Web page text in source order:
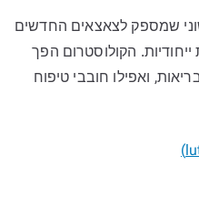
שמספק לצאצאים החדשים
ייחודיות. הקולוסטרום הפך
ואפילו חובבי טיפוח